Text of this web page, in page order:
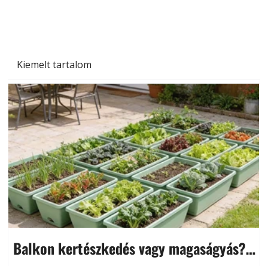
Kiemelt tartalom
Balkon kertészkedés vagy magaságyás?